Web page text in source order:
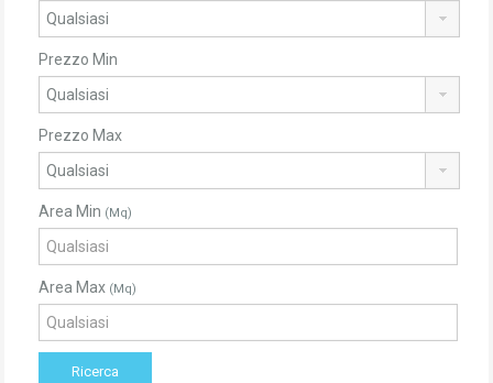
Prezzo Min
Prezzo Max
Area Min (Mq)
Area Max (Mq)